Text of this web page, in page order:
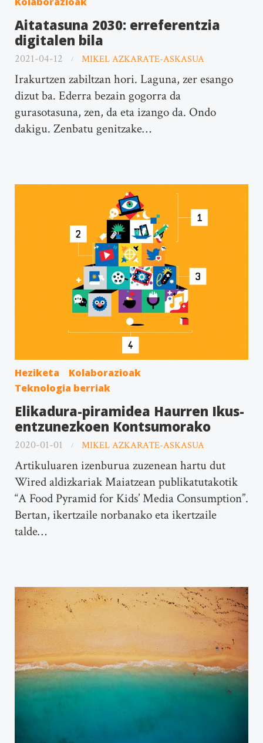
Aitatasuna 2030: erreferentzia
digitalen bila
2021-04-12 MIKEL AZKARATE-ASKASUA
Irakurtzen zabiltzan hori. Laguna, zer esango
dizut ba. Ederra bezain gogorra da
gurasotasuna, zen, da eta izango da. Ondo
dakigu. Zenbatu genitzake…
Heziketa
Kolaborazioak
Teknologia berriak
Elikadura-piramidea Haurren Ikus-
entzunezkoen Kontsumorako
2020-01-01 MIKEL AZKARATE-ASKASUA
Artikuluaren izenburua zuzenean hartu dut
Wired aldizkariak Maiatzean publikatutakotik
“A Food Pyramid for Kids’ Media Consumption”.
Bertan, ikertzaile norbanako eta ikertzaile
talde…